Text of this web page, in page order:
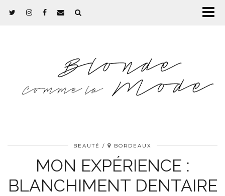
BEAUTÉ BORDEAUX
MON EXPÉRIENCE :
BLANCHIMENT DENTAIRE